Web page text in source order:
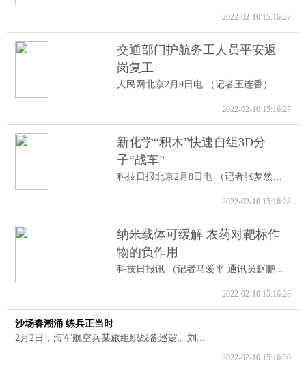
2022-02-10 15:16:27
交通部门护航务工人员平安返
岗复工
人民网北京2月9日电 （记者王连香）记者...
2022-02-10 15:16:27
新化学“积木”快速自组3D分
子“战车”
科技日报北京2月8日电 （记者张梦然）据...
2022-02-10 15:16:28
纳米载体可缓解 农药对靶标作
物的负作用
科技日报讯 （记者马爱平 通讯员赵鹏跃...
2022-02-10 15:16:28
沙场春潮涌 练兵正当时
2月2日，海军航空兵某旅组织战备巡逻。刘...
2022-02-10 15:16:30